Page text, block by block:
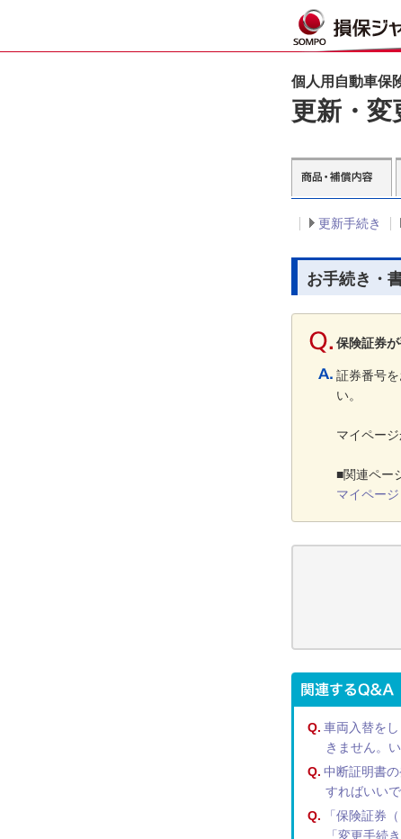
個人用自動車保
更新・変
更新手続き
お手続き・
保険証券
証券番号
い。
マイペー
■関連ペー
マイページ
Q. 車両入替を
きません。
Q. 中断証明書
すればいい
Q.
「保険証券
「変更手続